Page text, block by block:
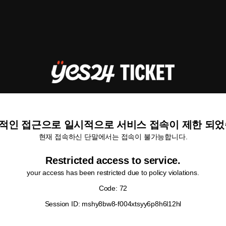
인 접근으로 일시적으로 서비스 접속이 제한 되
현재 접속하신 단말에서는 접속이 불가능합니다.
Restricted access to service.
your access has been restricted due to policy violations.
Code: 72
Session ID: mshy8bw8-f004xtsyy6p8h6l12hl